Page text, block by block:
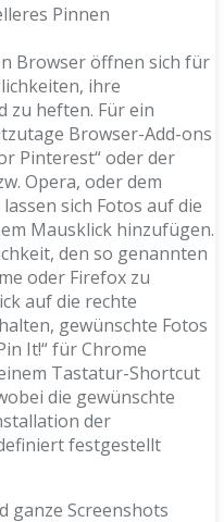
Pinnen
Browser öffnen sich für
ihre
zu heften. Für ein
Browser-Add-ons
Pinterest“ oder der
Opera, oder dem
sich Fotos auf die
Mausklick hinzufügen.
den so genannten
oder Firefox zu
auf die rechte
gewünschte Fotos
It!“ für Chrome
Tastatur-Shortcut
die gewünschte
der
festgestellt
ganze Screenshots